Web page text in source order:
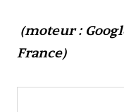
(moteur :
France)